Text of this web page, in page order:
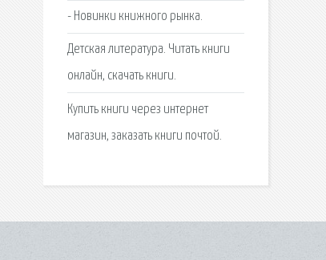
- Новинки книжного рынка.
Детская литература. Читать книги
онлайн, скачать книги.
Купить книги через интернет
магазин, заказать книги почтой.